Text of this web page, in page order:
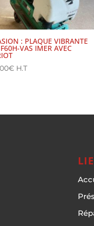
: PLAQUE VIBRANTE
VAS IMER AVEC
€ H.T